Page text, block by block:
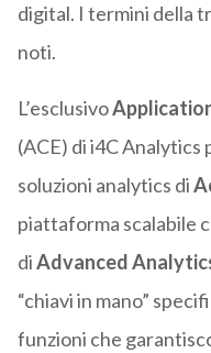
digital. I termini della
noti.
L’esclusivo
(ACE) di i4C Analytics
soluzioni analytics di
piattaforma scalabile
diAdvanced
“chiavi in mano”
funzioni che